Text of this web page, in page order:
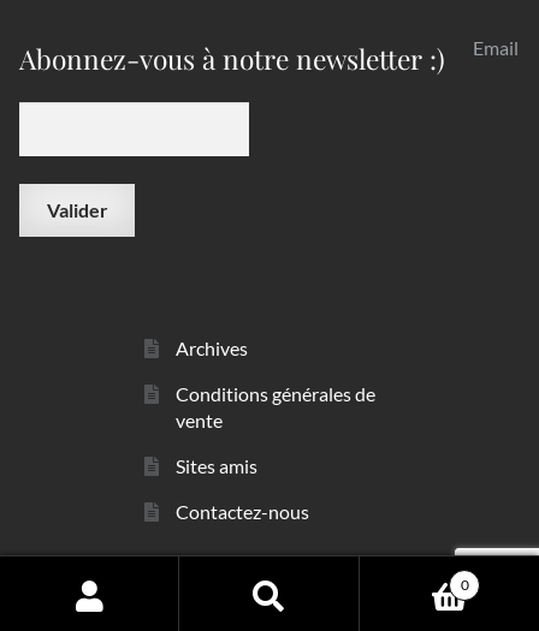
Abonnez-vous à notre newsletter :) Email
Archives
Conditions générales de
vente
Sites amis
Contactez-nous
© sarl Les Minéraux 2006 - 2026
Search
0